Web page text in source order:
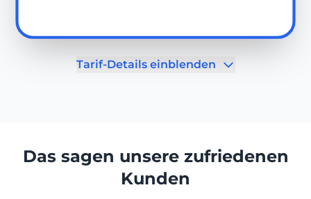
Tarif-Details einblenden
Das sagen unsere zufriedenen
Kunden